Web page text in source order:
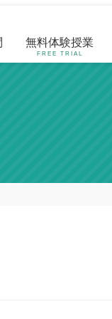
無料体験授業
FREE TRIAL